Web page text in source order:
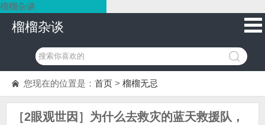
榴榴杂谈
榴榴杂谈
您现在的位置是： 首页 > 榴榴无忌
［2眼观世因］为什么去救灾的蓝天救援队，